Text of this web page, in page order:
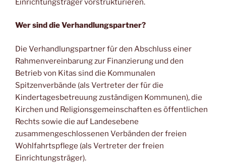
Einrichtungsträger vorstrukturieren.
Wer sind die Verhandlungspartner?
Die Verhandlungspartner für den Abschluss einer
Rahmenvereinbarung zur Finanzierung und den
Betrieb von Kitas sind die Kommunalen
Spitzenverbände (als Vertreter der für die
Kindertagesbetreuung zuständigen Kommunen), die
Kirchen und Religionsgemeinschaften es öffentlichen
Rechts sowie die auf Landesebene
zusammengeschlossenen Verbänden der freien
Wohlfahrtspflege (als Vertreter der freien
Einrichtungsträger).